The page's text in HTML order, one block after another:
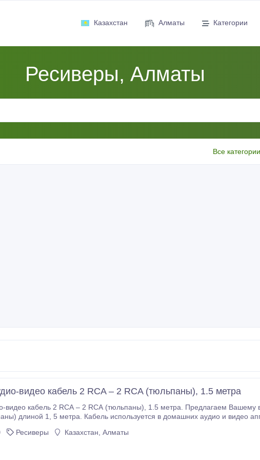
Казахстан Алматы Категории
Ресиверы, Алматы
Все категории
видео кабель 2 RCA – 2 RCA (тюльпаны), 1.5 метра
– 2 RCA (тюльпаны), 1.5 метра. Предлагаем Вашему вниманию качественный кабель 2 RCA -
и аудиотехники).
Ресиверы Казахстан, Алматы